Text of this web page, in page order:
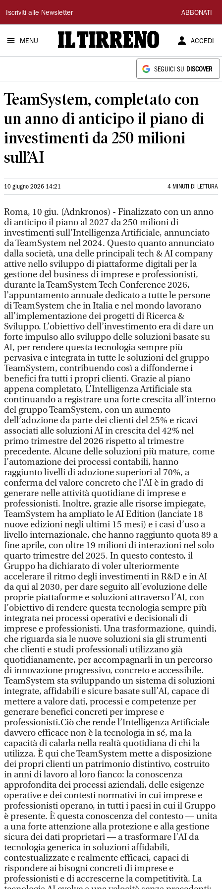
Il
Tirreno
Iscriviti alle Newsletter ABBONATI
MENU ACCEDI
SEGUICI SU DISCOVER
TeamSystem, completato con
un anno di anticipo il piano di
investimenti da 250 milioni
sull’AI
10 giugno 2026 14:21 4 MINUTI DI LETTURA
Roma, 10 giu. (Adnkronos) - Finalizzato con un anno
di anticipo il piano al 2027 da 250 milioni di
investimenti sull’Intelligenza Artificiale, annunciato
da TeamSystem nel 2024. Questo quanto annunciato
dalla società, una delle principali tech & AI company
attive nello sviluppo di piattaforme digitali per la
gestione del business di imprese e professionisti,
durante la TeamSystem Tech Conference 2026,
l’appuntamento annuale dedicato a tutte le persone
di TeamSystem che in Italia e nel mondo lavorano
all’implementazione dei progetti di Ricerca &
Sviluppo. L’obiettivo dell’investimento era di dare un
forte impulso allo sviluppo delle soluzioni basate su
AI, per rendere questa tecnologia sempre più
pervasiva e integrata in tutte le soluzioni del gruppo
TeamSystem, contribuendo così a diffonderne i
benefici fra tutti i propri clienti. Grazie al piano
appena completato, L’Intelligenza Artificiale sta
continuando a registrare una forte crescita all’interno
del gruppo TeamSystem, con un aumento
dell’adozione da parte dei clienti del 25% e ricavi
associati alle soluzioni AI in crescita del 42% nel
primo trimestre del 2026 rispetto al trimestre
precedente. Alcune delle soluzioni più mature, come
l’automazione dei processi contabili, hanno
raggiunto livelli di adozione superiori al 70%, a
conferma del valore concreto che l’AI è in grado di
generare nelle attività quotidiane di imprese e
professionisti. Inoltre, grazie alle risorse impiegate,
TeamSystem ha ampliato le AI Edition (lanciate 18
nuove edizioni negli ultimi 15 mesi) e i casi d’uso a
livello internazionale, che hanno raggiunto quota 89 a
fine aprile, con oltre 19 milioni di interazioni nel solo
quarto trimestre del 2025. In questo contesto, il
Gruppo ha dichiarato di voler ulteriormente
accelerare il ritmo degli investimenti in R&D e in AI
da qui al 2030, per dare seguito all’evoluzione delle
proprie piattaforme e soluzioni attraverso l’AI, con
l’obiettivo di rendere questa tecnologia sempre più
integrata nei processi operativi e decisionali di
imprese e professionisti. Una trasformazione, quindi,
che riguarda sia le nuove soluzioni sia gli strumenti
che clienti e studi professionali utilizzano già
quotidianamente, per accompagnarli in un percorso
di innovazione progressivo, concreto e accessibile.
TeamSystem sta sviluppando un sistema di soluzioni
integrate, affidabili e sicure basate sull’AI, capace di
mettere a valore dati, processi e competenze per
generare benefici concreti per imprese e
professionisti.Ciò che rende l’Intelligenza Artificiale
davvero efficace non è la tecnologia in sé, ma la
capacità di calarla nella realtà quotidiana di chi la
utilizza. È qui che TeamSystem mette a disposizione
dei propri clienti un patrimonio distintivo, costruito
in anni di lavoro al loro fianco: la conoscenza
approfondita dei processi aziendali, delle esigenze
operative e dei contesti normativi in cui imprese e
professionisti operano, in tutti i paesi in cui il Gruppo
è presente. È questa conoscenza del contesto — unita
a una forte attenzione alla protezione e alla gestione
sicura dei dati proprietari — a trasformare l’AI da
tecnologia generica in soluzioni affidabili,
contestualizzate e realmente efficaci, capaci di
rispondere ai bisogni concreti di imprese e
professionisti e di accrescerne la competitività. La